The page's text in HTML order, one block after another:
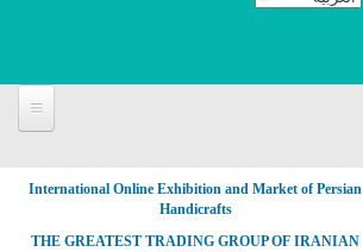
International Online Exhibition and Market of Persian
Handicrafts
THE GREATEST TRADING GROUP OF IRANIAN